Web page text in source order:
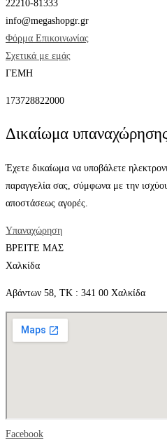
22210-81333
info@megashopgr.gr
Φόρμα Επικοινωνίας
Σχετικά με εμάς
ΓΕΜΗ
173728822000
Δικαίωμα
Έχετε δικαίωμα να υποβάλετε
παραγγελία σας, σύμφωνα με την
αποστάσεως αγορές.
Υπαναχώρηση
ΒΡΕΙΤΕ ΜΑΣ
Χαλκίδα
Αβάντων 58, ΤΚ : 341 00 Χαλκίδα
Facebook